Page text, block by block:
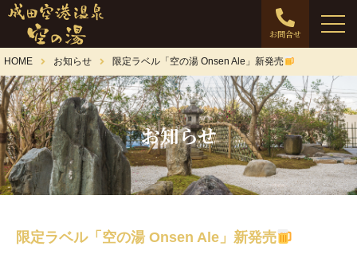
お問合せ
HOME お知らせ 限定ラベル「空の湯 Onsen Ale」新発売
お知らせ
限定ラベル「空の湯 Onsen Ale」新発売